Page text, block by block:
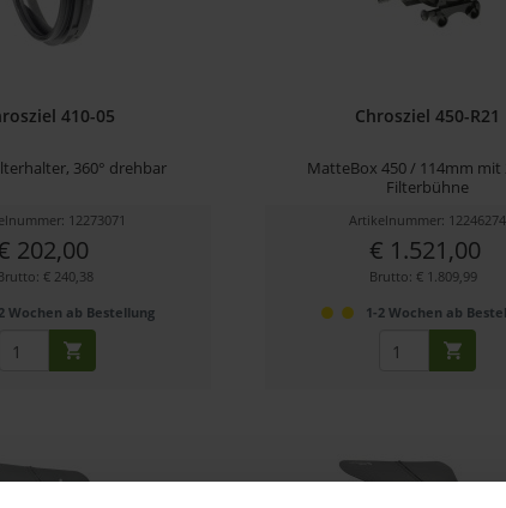
410-05
360° drehbar
12273071
202,00
€ 240,38
Wochen ab Bestellung
Chrosziel 450-R21
MatteBox 450 / 114mm mit
Filterbühne
Artikelnummer: 12246274
€ 1.521,00
Brutto: € 1.809,99
1-2 Wochen ab